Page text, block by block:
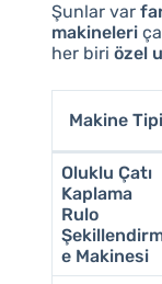
Şunlar var
makineleri
her biri özel
Makine Tipi
Oluklu Çatı
Kaplama
Rulo
e Makinesi